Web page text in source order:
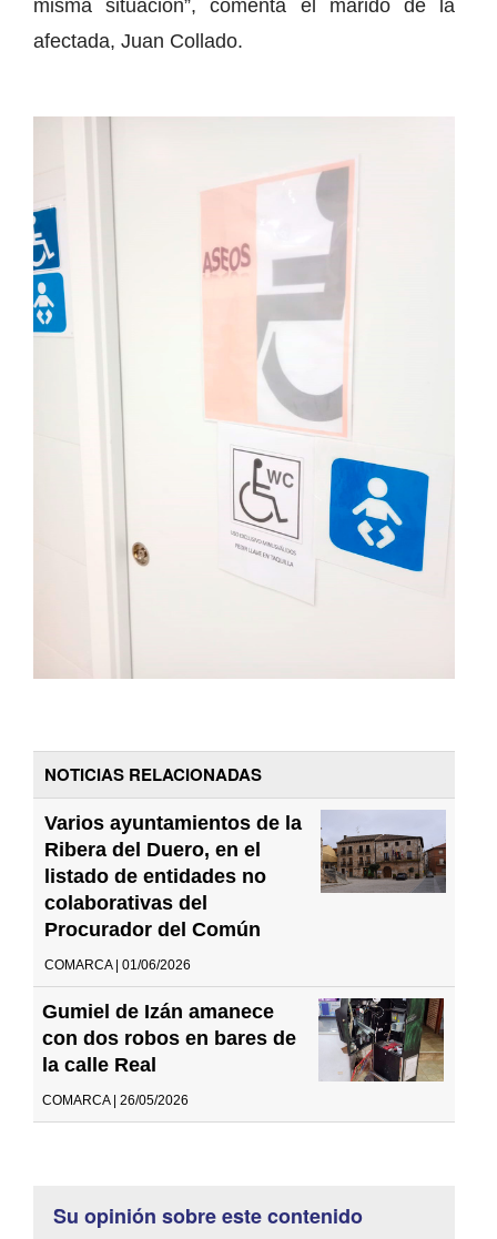
misma situación”, comenta el marido de la
afectada, Juan Collado.
NOTICIAS RELACIONADAS
Varios ayuntamientos de la
Ribera del Duero, en el
listado de entidades no
colaborativas del
Procurador del Común
COMARCA | 01/06/2026
Gumiel de Izán amanece
con dos robos en bares de
la calle Real
COMARCA | 26/05/2026
Su opinión sobre este contenido